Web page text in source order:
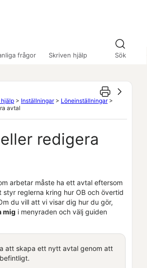
frågor Skriven hjälp Sök
> Inställningar> Löneinställningar>
avtal
redigera
arbetar måste ha ett avtal eftersom
styr reglerna kring hur OB och övertid
du vill att vi visar dig hur du gör,
mig i menyraden och välj guiden
att skapa ett nytt avtal genom att